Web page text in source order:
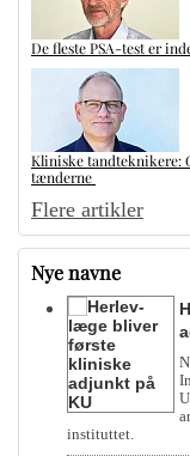
De fleste PSA-test er
Kliniske tandteknikere:
tænderne
Flere artikler
Nye navne
instituttet.